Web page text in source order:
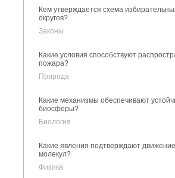
Кем утверждается схема
округов?
Законы
Какие условия способствуют
пожара?
Природа
Какие механизмы обеспечивают
биосферы?
Биология
Какие явления подтверждают движение
молекул?
Физика